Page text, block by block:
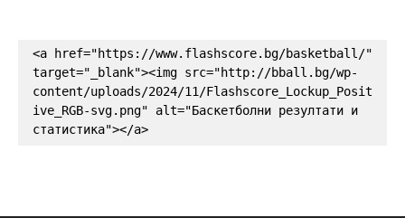
<a href="https://www.flashscore.bg/basketball/"
target="_blank"><img src="http://bball.bg/wp-
content/uploads/2024/11/Flashscore_Lockup_Posit
ive_RGB-svg.png" alt="Баскетболни резултати и
статистика"></a>